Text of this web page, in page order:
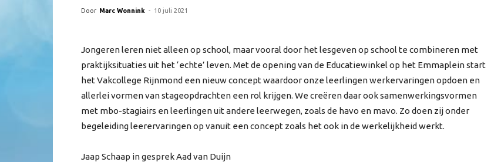
Door Marc Wonnink - 10 juli 2021
Jongeren leren niet alleen op school, maar vooral door het lesgeven op school te combineren met
praktijksituaties uit het ‘echte’ leven. Met de opening van de Educatiewinkel op het Emmaplein start
het Vakcollege Rijnmond een nieuw concept waardoor onze leerlingen werkervaringen opdoen en
allerlei vormen van stageopdrachten een rol krijgen. We creëren daar ook samenwerkingsvormen
met mbo-stagiairs en leerlingen uit andere leerwegen, zoals de havo en mavo. Zo doen zij onder
begeleiding leerervaringen op vanuit een concept zoals het ook in de werkelijkheid werkt.
Jaap Schaap in gesprek Aad van Duijn